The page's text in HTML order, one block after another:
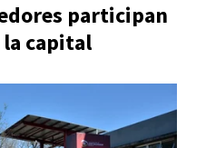
participan
la capital